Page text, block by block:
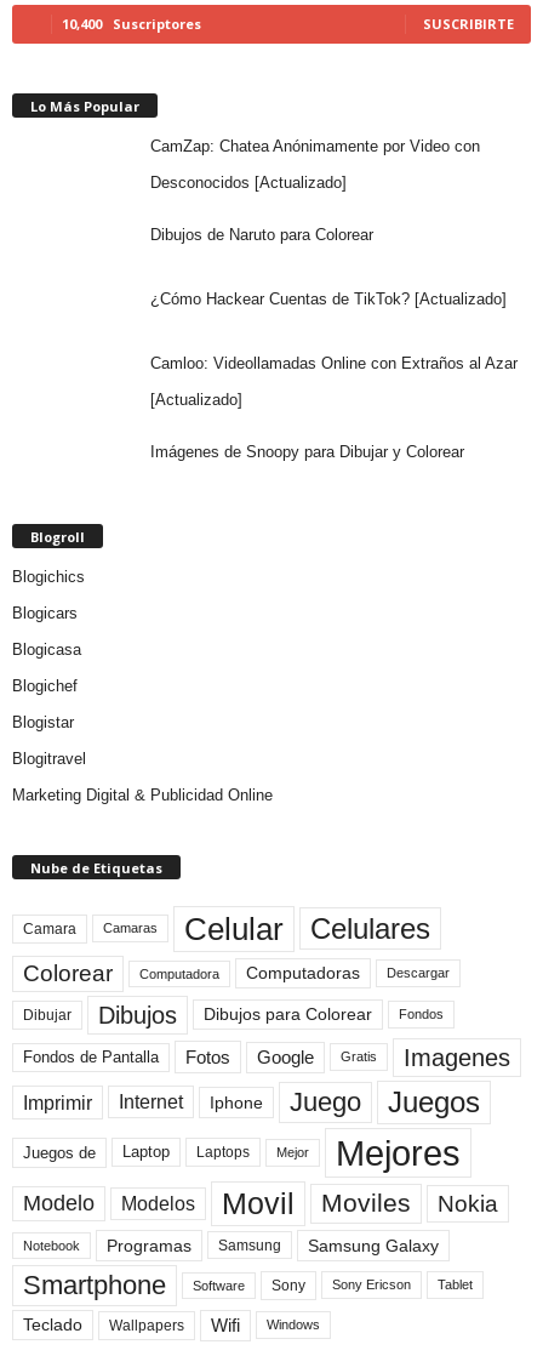
10,400 Suscriptores SUSCRIBIRTE
Lo Más Popular
CamZap: Chatea Anónimamente por Video con
Desconocidos [Actualizado]
Dibujos de Naruto para Colorear
¿Cómo Hackear Cuentas de TikTok? [Actualizado]
Camloo: Videollamadas Online con Extraños al Azar
[Actualizado]
Imágenes de Snoopy para Dibujar y Colorear
Blogroll
Blogichics
Blogicars
Blogicasa
Blogichef
Blogistar
Blogitravel
Marketing Digital & Publicidad Online
Nube de Etiquetas
Camara Camaras Celular Celulares
Colorear Computadora Computadoras Descargar
Dibujar Dibujos Dibujos para Colorear Fondos
Fondos de Pantalla Fotos Google Gratis Imagenes
Imprimir Internet Iphone Juego Juegos
Juegos de Laptop Laptops Mejor Mejores
Modelo Modelos Movil Moviles Nokia
Notebook Programas Samsung Samsung Galaxy
Smartphone Software Sony Sony Ericson Tablet
Teclado Wallpapers Wifi Windows